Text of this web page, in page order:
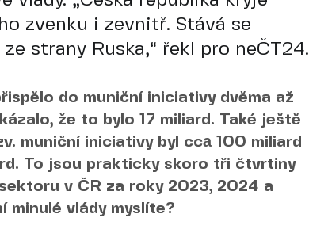
zvenku i zevnitř. Stává se
strany Ruska,“ řekl pro neČT24.
do muniční iniciativy dvěma až
že to bylo 17 miliard. Také ještě
muniční iniciativy byl ccа 100 miliard
To jsou prakticky skoro tři čtvrtiny
v ČR za roky 2023, 2024 a
minulé vlády myslíte?